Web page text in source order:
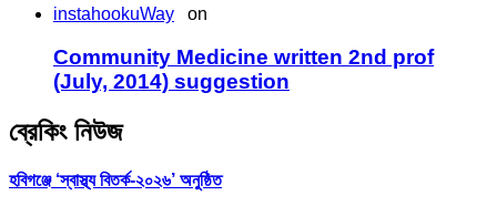
instahookuWay on
Community Medicine written 2nd prof
(July, 2014) suggestion
ব্রেকিং নিউজ
হবিগঞ্জে ‘স্বাস্থ্য বিতর্ক-২০২৬’ অনুষ্ঠিত